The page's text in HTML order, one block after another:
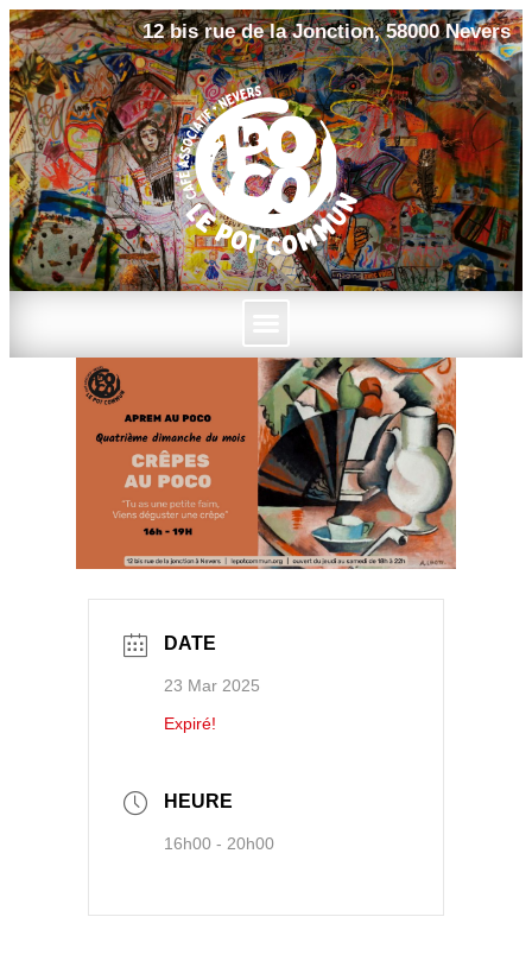
12 bis rue de la Jonction, 58000 Nevers
DATE
23 Mar 2025
Expiré!
HEURE
16h00 - 20h00